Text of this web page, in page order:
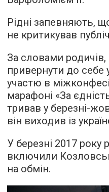
Рідні запевняють,
не критикував
За словами родичів,
привернути до себе
участю в
марафоні «За
тривав у березні-
він виходив із
У березні 2017 року
включили
на обмін.